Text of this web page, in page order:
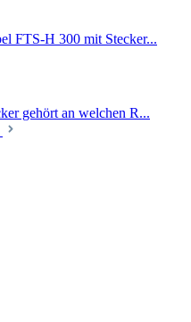
FTS-H 300 mit Stecker...
gehört an welchen R...